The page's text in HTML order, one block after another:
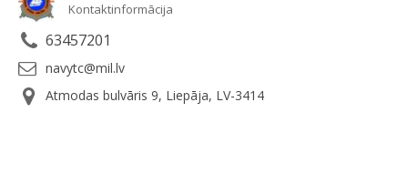
Kontaktinformācija
63457201
navytc@mil.lv
Atmodas bulvāris 9, Liepāja, LV-3414